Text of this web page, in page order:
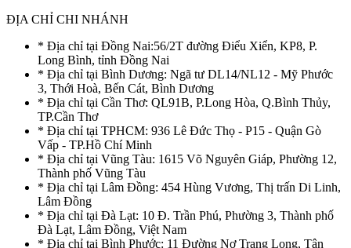
ĐỊA CHỈ CHI NHÁNH
* Địa chỉ tại Đồng Nai:56/2T đường Điểu Xiển, KP8, P.
Long Bình, tỉnh Đồng Nai
* Địa chỉ tại Bình Dương: Ngã tư DL14/NL12 - Mỹ Phước
3, Thới Hoà, Bến Cát, Bình Dương
* Địa chỉ tại Cần Thơ: QL91B, P.Long Hòa, Q.Bình Thủy,
TP.Cần Thơ
* Địa chỉ tại TPHCM: 936 Lê Đức Thọ - P15 - Quận Gò
Vấp - TP.Hồ Chí Minh
* Địa chỉ tại Vũng Tàu: 1615 Võ Nguyên Giáp, Phường 12,
Thành phố Vũng Tàu
* Địa chỉ tại Lâm Đồng: 454 Hùng Vương, Thị trấn Di Linh,
Lâm Đồng
* Địa chỉ tại Đà Lạt: 10 Đ. Trần Phú, Phường 3, Thành phố
Đà Lạt, Lâm Đồng, Việt Nam
* Địa chỉ tại Bình Phước: 11 Đường Nơ Trang Long, Tân